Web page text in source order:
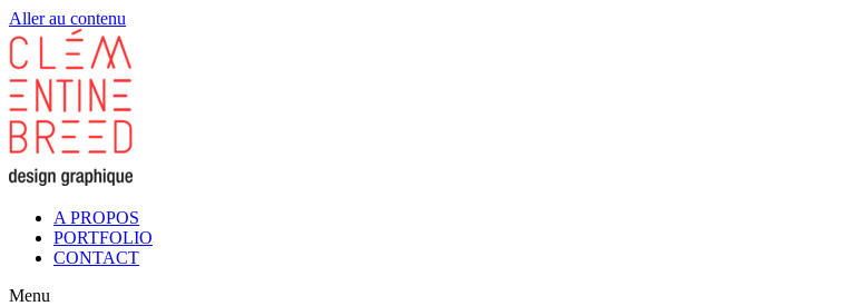
Aller au contenu
A PROPOS
PORTFOLIO
CONTACT
Menu